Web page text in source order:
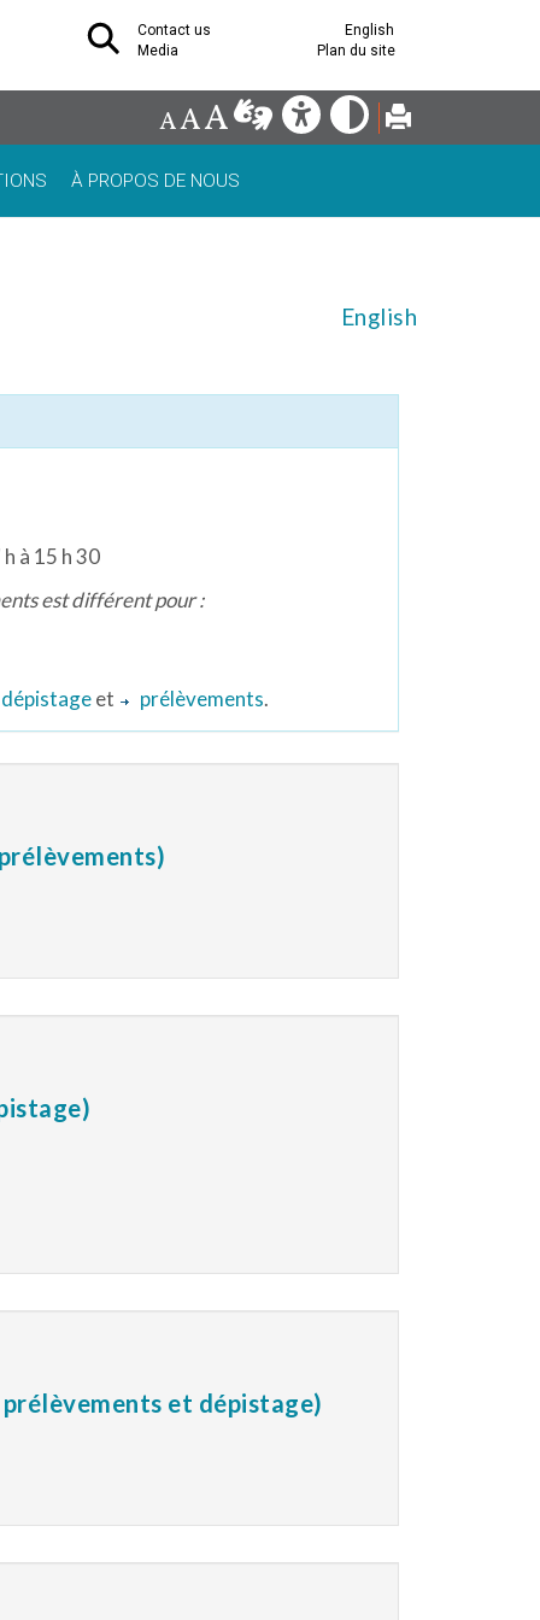
Contact us
English
Media
Plan du site
À PROPOS DE NOUS
English
à 15 h 30
est différent pour :
dépistageet prélèvements.
et dépistage)